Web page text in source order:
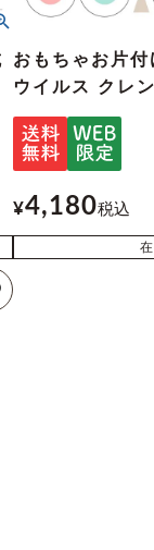
おもちゃお片
ウイルス クレ
¥4,180税込